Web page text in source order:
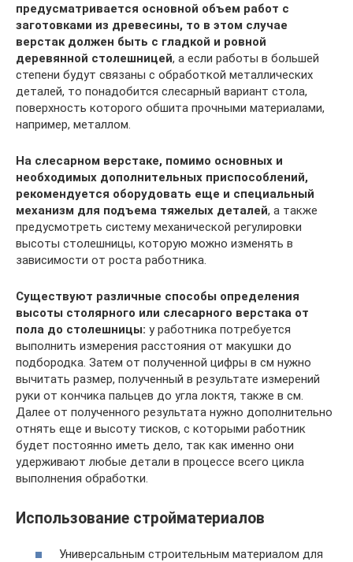
предусматривается основной объем работ с
заготовками из древесины, то в этом случае
верстак должен быть с гладкой и ровной
деревянной столешницей, а если работы в большей
степени будут связаны с обработкой металлических
деталей, то понадобится слесарный вариант стола,
поверхность которого обшита прочными материалами,
например, металлом.
На слесарном верстаке, помимо основных и
необходимых дополнительных приспособлений,
рекомендуется оборудовать еще и специальный
механизм для подъема тяжелых деталей, а также
предусмотреть систему механической регулировки
высоты столешницы, которую можно изменять в
зависимости от роста работника.
Существуют различные способы определения
высоты столярного или слесарного верстака от
пола до столешницы: у работника потребуется
выполнить измерения расстояния от макушки до
подбородка. Затем от полученной цифры в см нужно
вычитать размер, полученный в результате измерений
руки от кончика пальцев до угла локтя, также в см.
Далее от полученного результата нужно дополнительно
отнять еще и высоту тисков, с которыми работник
будет постоянно иметь дело, так как именно они
удерживают любые детали в процессе всего цикла
выполнения обработки.
Использование стройматериалов
Универсальным строительным материалом для